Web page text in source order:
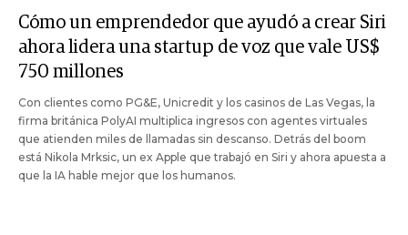
Cómo un emprendedor que ayudó a crear Siri
ahora lidera una startup de voz que vale US$
750 millones
Con clientes como PG&E, Unicredit y los casinos de Las Vegas, la
firma británica PolyAI multiplica ingresos con agentes virtuales
que atienden miles de llamadas sin descanso. Detrás del boom
está Nikola Mrksic, un ex Apple que trabajó en Siri y ahora apuesta a
que la IA hable mejor que los humanos.